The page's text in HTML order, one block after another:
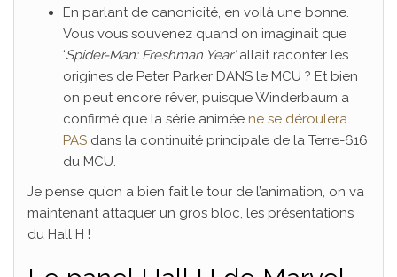
En parlant de canonicité, en voilà une bonne.
Vous vous souvenez quand on imaginait que
‘Spider-Man: Freshman Year’allait raconter les
origines de Peter Parker DANS le MCU ? Et bien
on peut encore rêver, puisque Winderbaum a
confirmé que la série animée ne se déroulera
PAS dans la continuité principale de la Terre-616
du MCU.
Je pense qu’on a bien fait le tour de l’animation, on va
maintenant attaquer un gros bloc, les présentations
du Hall H !